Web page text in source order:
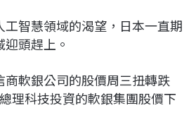
智慧領域的渴望，日本一直期
頭趕上。
商軟銀公司的股價周三扭轉跌
理科技投資的軟銀集團股價下